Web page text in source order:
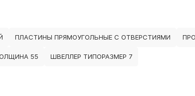
ПЛАСТИНЫ ПРЯМОУГОЛЬНЫЕ С ОТВЕРСТИЯМИ
55 ШВЕЛЛЕР ТИПОРАЗМЕР 7